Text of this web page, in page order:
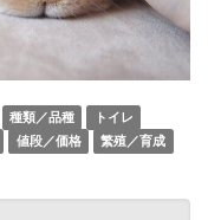
種類／品種
トイレ
値段／価格 繁殖／育成